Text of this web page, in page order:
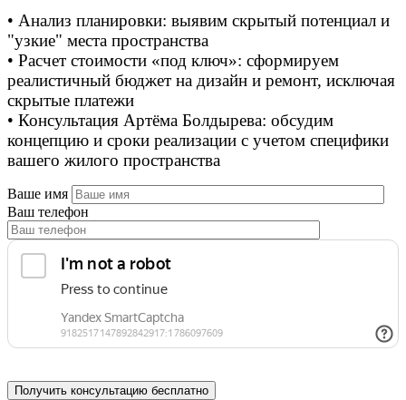
• Анализ планировки: выявим скрытый потенциал и
"узкие" места пространства
• Расчет стоимости «под ключ»: сформируем
реалистичный бюджет на дизайн и ремонт, исключая
скрытые платежи
• Консультация Артёма Болдырева: обсудим
концепцию и сроки реализации с учетом специфики
вашего жилого пространства
Ваше имя
Ваш телефон